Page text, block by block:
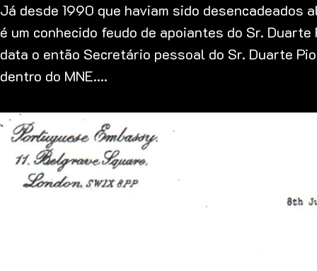
Já desde 1990 que haviam sido desencadeados
é um conhecido feudo de apoiantes do Sr.
data o então Secretário pessoal do Sr. Duarte
dentro do MNE….